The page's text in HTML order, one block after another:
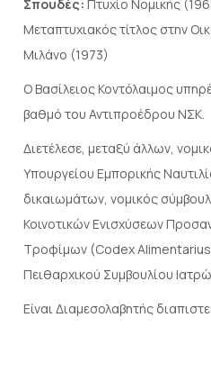
Σπουδές: Πτυχίο Νομικής
Μεταπτυχιακός τίτλος στην
Μιλάνο (1973)
Ο Βασίλειος Κοντόλαιμος
βαθμό του Αντιπροέδρου ΝΣΚ.
Διετέλεσε, μεταξύ άλλων,
Υπουργείου Εμπορικής
δικαιωμάτων, νομικός
Κοινοτικών Ενισχύσεων
Τροφίμων (Codex
Πειθαρχικού Συμβουλίου
Είναι Διαμεσολαβητής